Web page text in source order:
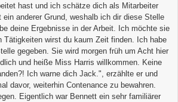
hast und ich schätze dich als Mitarbeiter
anderer Grund, weshalb ich dir diese Stelle
deine Ergebnisse in der Arbeit. Ich möchte sie
Tätigkeiten wirst du kaum Zeit finden. Ich habe
gegeben. Sie wird morgen früh um Acht hier
und heiße Miss Harris willkommen. Keine
Ich warne dich Jack.", erzählte er und
davor, weiterhin Contenance zu bewahren.
Eigentlich war Bennett ein sehr familiärer